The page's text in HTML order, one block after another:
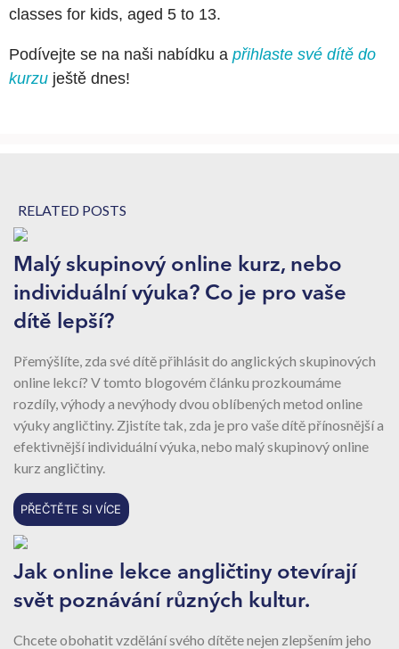
classes for kids, aged 5 to 13.
Podívejte se na naši nabídku a přihlaste své dítě do
kurzu ještě dnes!
RELATED POSTS
Malý skupinový online kurz, nebo
individuální výuka? Co je pro vaše
dítě lepší?
Přemýšlíte, zda své dítě přihlásit do anglických skupinových
online lekcí? V tomto blogovém článku prozkoumáme
rozdíly, výhody a nevýhody dvou oblíbených metod online
výuky angličtiny. Zjistíte tak, zda je pro vaše dítě přínosnější a
efektivnější individuální výuka, nebo malý skupinový online
kurz angličtiny.
PŘEČTĚTE SI VÍCE
Jak online lekce angličtiny otevírají
svět poznávání různých kultur.
Chcete obohatit vzdělání svého dítěte nejen zlepšením jeho